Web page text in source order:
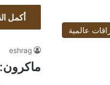
أكمل
عالمية
eshrag